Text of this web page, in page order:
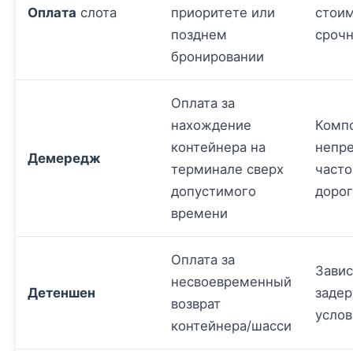
Оплата слота
приоритете или
позднем
бронировании
Демередж
Оплата за
нахождение
контейнера на
терминале сверх
допустимого
времени
Детеншен
Оплата за
несвоевременный
возврат
контейнера/шасси